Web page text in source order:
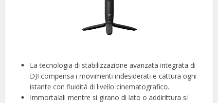
La tecnologia di stabilizzazione avanzata integrata di
DJI compensa i movimenti indesiderati e cattura ogni
istante con fluidità di livello cinematografico.
Immortalali mentre si girano di lato o addirittura si